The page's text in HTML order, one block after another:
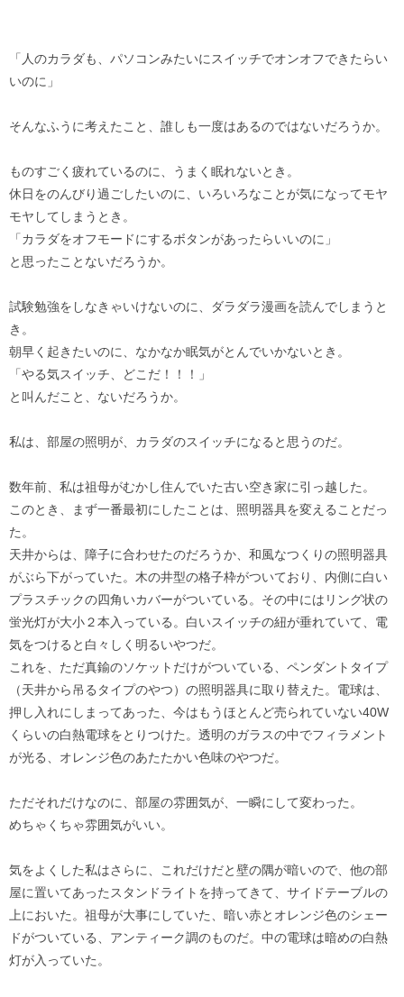
「人のカラダも、パソコンみたいにスイッチでオンオフできたらい
いのに」
そんなふうに考えたこと、誰しも一度はあるのではないだろうか。
ものすごく疲れているのに、うまく眠れないとき。
休日をのんびり過ごしたいのに、いろいろなことが気になってモヤ
モヤしてしまうとき。
「カラダをオフモードにするボタンがあったらいいのに」
と思ったことないだろうか。
試験勉強をしなきゃいけないのに、ダラダラ漫画を読んでしまうと
き。
朝早く起きたいのに、なかなか眠気がとんでいかないとき。
「やる気スイッチ、どこだ！！！」
と叫んだこと、ないだろうか。
私は、部屋の照明が、カラダのスイッチになると思うのだ。
数年前、私は祖母がむかし住んでいた古い空き家に引っ越した。
このとき、まず一番最初にしたことは、照明器具を変えることだっ
た。
天井からは、障子に合わせたのだろうか、和風なつくりの照明器具
がぶら下がっていた。木の井型の格子枠がついており、内側に白い
プラスチックの四角いカバーがついている。その中にはリング状の
蛍光灯が大小２本入っている。白いスイッチの紐が垂れていて、電
気をつけると白々しく明るいやつだ。
これを、ただ真鍮のソケットだけがついている、ペンダントタイプ
（天井から吊るタイプのやつ）の照明器具に取り替えた。電球は、
押し入れにしまってあった、今はもうほとんど売られていない40W
くらいの白熱電球をとりつけた。透明のガラスの中でフィラメント
が光る、オレンジ色のあたたかい色味のやつだ。
ただそれだけなのに、部屋の雰囲気が、一瞬にして変わった。
めちゃくちゃ雰囲気がいい。
気をよくした私はさらに、これだけだと壁の隅が暗いので、他の部
屋に置いてあったスタンドライトを持ってきて、サイドテーブルの
上においた。祖母が大事にしていた、暗い赤とオレンジ色のシェー
ドがついている、アンティーク調のものだ。中の電球は暗めの白熱
灯が入っていた。